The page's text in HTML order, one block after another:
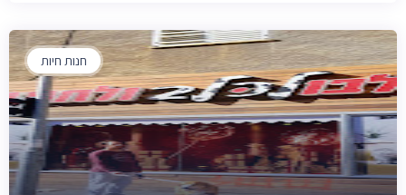
חנות חיות